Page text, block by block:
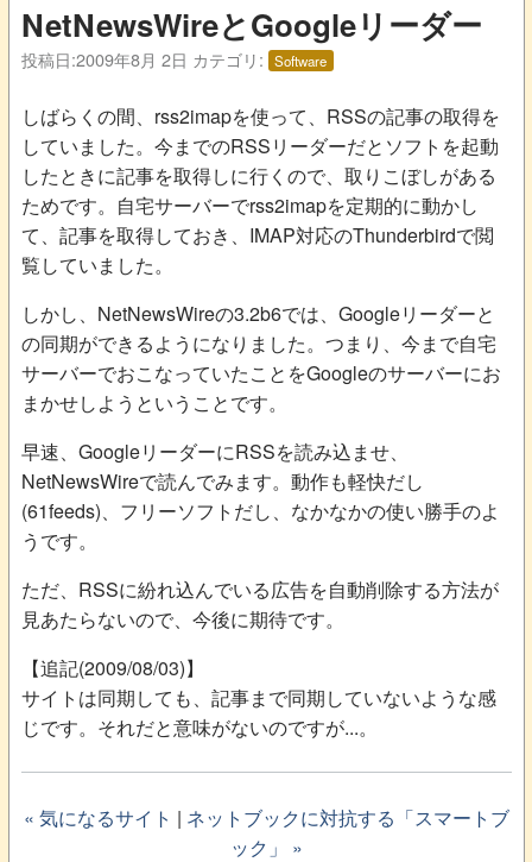
NetNewsWireとGoogleリーダー
投稿日:2009年8月 2日 カテゴリ: Software
しばらくの間、rss2imapを使って、RSSの記事の取得を
していました。今までのRSSリーダーだとソフトを起動
したときに記事を取得しに行くので、取りこぼしがある
ためです。自宅サーバーでrss2imapを定期的に動かし
て、記事を取得しておき、IMAP対応のThunderbirdで閲
覧していました。
しかし、NetNewsWireの3.2b6では、Googleリーダーと
の同期ができるようになりました。つまり、今まで自宅
サーバーでおこなっていたことをGoogleのサーバーにお
まかせしようということです。
早速、GoogleリーダーにRSSを読み込ませ、
NetNewsWireで読んでみます。動作も軽快だし
(61feeds)、フリーソフトだし、なかなかの使い勝手のよ
うです。
ただ、RSSに紛れ込んでいる広告を自動削除する方法が
見あたらないので、今後に期待です。
【追記(2009/08/03)】
サイトは同期しても、記事まで同期していないような感
じです。それだと意味がないのですが...。
« 気になるサイト | ネットブックに対抗する「スマートブ
ック」 »